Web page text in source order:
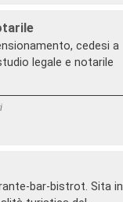
cedesi a
legale e notarile
bar-bistrot. Sita in